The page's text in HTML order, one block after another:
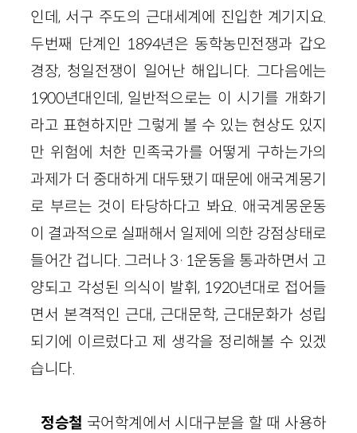
인데, 서구 주도의 근대세계에 진입한 계기지요.
두번째 단계인 1894년은 동학농민전쟁과 갑오
경장, 청일전쟁이 일어난 해입니다. 그다음에는
1900년대인데, 일반적으로는 이 시기를 개화기
라고 표현하지만 그렇게 볼 수 있는 현상도 있지
만 위험에 처한 민족국가를 어떻게 구하는가의
과제가 더 중대하게 대두됐기 때문에 애국계몽기
로 부르는 것이 타당하다고 봐요. 애국계몽운동
이 결과적으로 실패해서 일제에 의한 강점상태로
들어간 겁니다. 그러나 3·1운동을 통과하면서 고
양되고 각성된 의식이 발휘, 1920년대로 접어들
면서 본격적인 근대, 근대문학, 근대문화가 성립
되기에 이르렀다고 제 생각을 정리해볼 수 있겠
습니다.
정승철 국어학계에서 시대구분을 할 때 사용하